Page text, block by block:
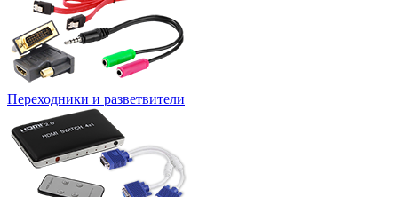
Переходники и разветвители